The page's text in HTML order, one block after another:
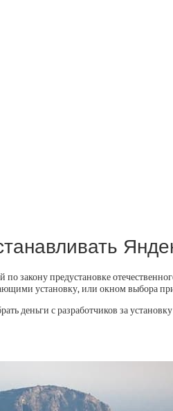
предустановке
установку, или окном выбора
деньги с разработчиков за